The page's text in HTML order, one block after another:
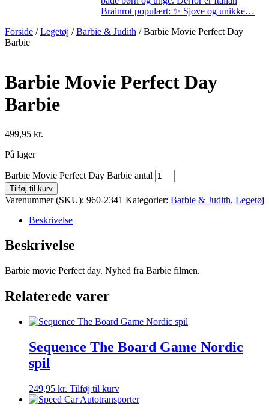
Brainrot populært: ✨ Sjove og unikke…
Forside /Legetøj /Barbie & Judith / Barbie Movie Perfect Day
Barbie
Barbie Movie Perfect Day
Barbie
499,95 kr.
På lager
Barbie Movie Perfect Day Barbie antal
Tilføj til kurv
Varenummer (SKU): 960-2341 Kategorier: Barbie & Judith, Legetøj
Beskrivelse
Beskrivelse
Barbie movie Perfect day. Nyhed fra Barbie filmen.
Relaterede varer
Sequence The Board Game Nordic
spil
249,95 kr. Tilføj til kurv